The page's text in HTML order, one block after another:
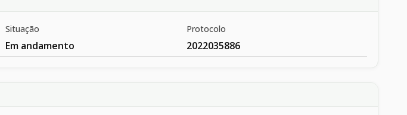
Situação
Em andamento
Protocolo
2022035886